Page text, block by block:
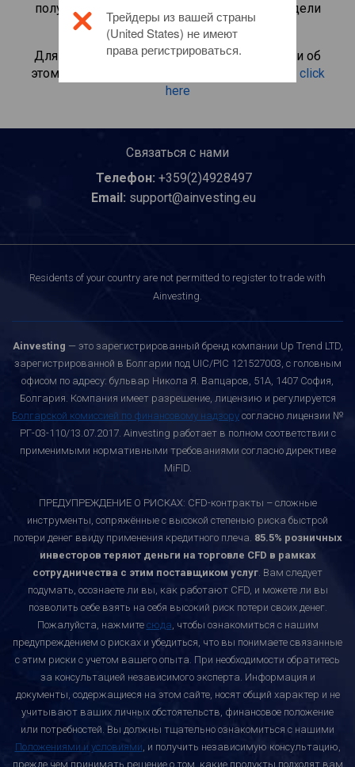
получайте дивиденды, как если бы вы владели
самой акцией.
Для получения дополнительной информации об
этом инвестиционном продукте, пожалуйста click
here
Связаться с нами
Телефон: +359(2)4928497
Email: support@ainvesting.eu
Residents of your country are not permitted to register to trade with
Ainvesting.
Ainvesting — это зарегистрированный бренд компании Up Trend LTD,
зарегистрированной в Болгарии под UIC/PIC 121527003, с головным
офисом по адресу: бульвар Никола Я. Вапцаров, 51A, 1407 София,
Болгария. Компания имеет разрешение, лицензию и регулируется
Болгарской комиссией по финансовому надзору согласно лицензии №
РГ-03-110/13.07.2017. Ainvesting работает в полном соответствии с
применимыми нормативными требованиями согласно директиве
MiFID.
ПРЕДУПРЕЖДЕНИЕ О РИСКАХ: CFD-контракты – сложные
инструменты, сопряжённые с высокой степенью риска быстрой
потери денег ввиду применения кредитного плеча. 85.5% розничных
инвесторов теряют деньги на торговле CFD в рамках
сотрудничества с этим поставщиком услуг. Вам следует
подумать, осознаете ли вы, как работают CFD, и можете ли вы
позволить себе взять на себя высокий риск потери своих денег.
Пожалуйста, нажмите сюда, чтобы ознакомиться с нашим
предупреждением о рисках и убедиться, что вы понимаете связанные
с этим риски с учетом вашего опыта. При необходимости обратитесь
за консультацией независимого эксперта. Информация и
документы, содержащиеся на этом сайте, носят общий характер и не
учитывают ваших личных обстоятельств, финансовое положение
или потребностей. Вы должны тщательно ознакомиться с нашими
Положениями и условиями, и получить независимую консультацию,
прежде чем принимать решение о том, какие продукты подходят вам
Трейдеры из вашей страны
(United States) не имеют
права регистрироваться.